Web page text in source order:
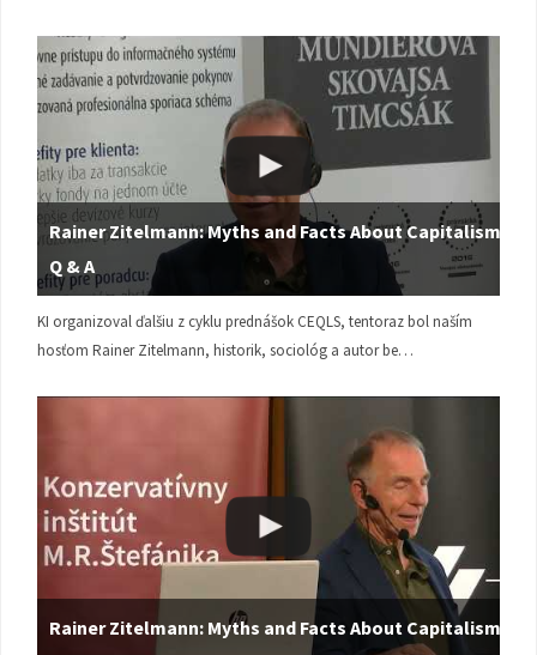
Rainer Zitelmann: Myths and Facts About Capitalism |
Q & A
KI organizoval ďalšiu z cyklu prednášok CEQLS, tentoraz bol naším
hosťom Rainer Zitelmann, historik, sociológ a autor be…
Rainer Zitelmann: Myths and Facts About Capitalism